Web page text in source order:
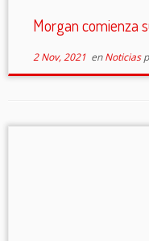
Morgan comienza
2 Nov, 2021enNoticias